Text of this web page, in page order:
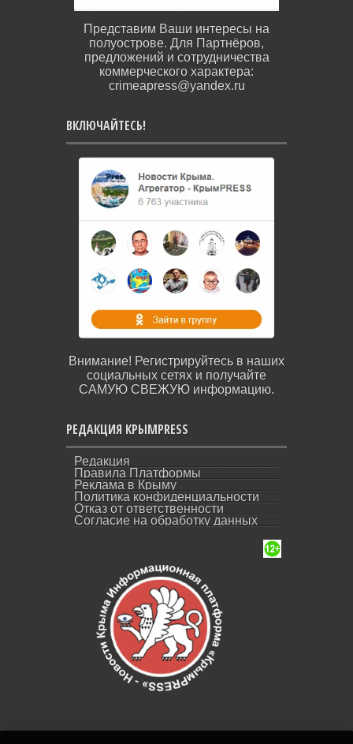
Представим Ваши интересы на
полуострове. Для Партнёров,
предложений и сотрудничества
коммерческого характера:
crimeapress@yandex.ru
ВКЛЮЧАЙТЕСЬ!
Внимание! Регистрируйтесь в наших
социальных сетях и получайте
САМУЮ СВЕЖУЮ информацию.
РЕДАКЦИЯ КРЫМPRESS
Редакция
Правила Платформы
Реклама в Крыму
Политика конфиденциальности
Отказ от ответственности
Согласие на обработку данных